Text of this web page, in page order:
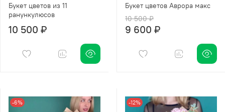
Букет цветов из 11
ранункулюсов
10 500 ₽
Букет цветов Аврора макс
10 500 ₽
9 600 ₽
-6% -12%